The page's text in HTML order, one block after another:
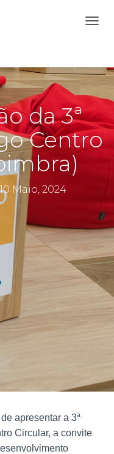
R
A
R
A
N
A
V
O
da 3ª
Centro
Maio, 2024
apresentar a 3ª
Circular, a convite